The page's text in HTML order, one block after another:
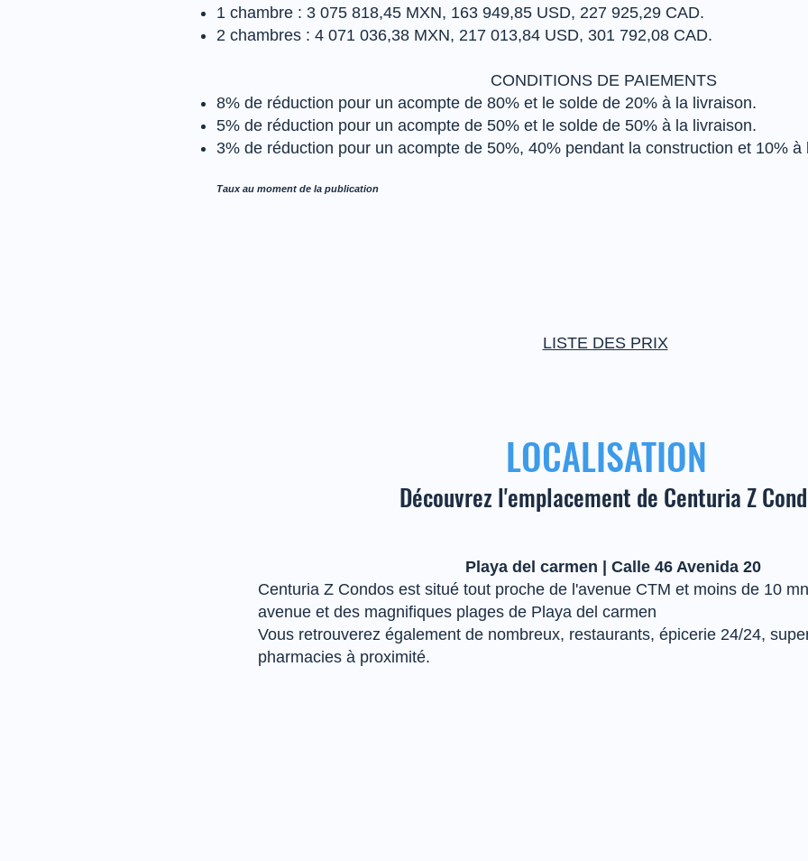
1 chambre : 3 075 818,45 MXN, 163 949,85 USD, 227 925,29 CAD.
2 chambres : 4 071 036,38 MXN, 217 013,84 USD, 301 792,08 CAD.
CONDITIONS DE PAIEMENTS ​
8% de réduction pour un acompte de 80% et le solde de 20% à la livraison.
5% de réduction pour un acompte de 50% et le solde de 50% à la livraison.
3% de réduction pour un acompte de 50%, 40% pendant la construction et 10% à
Taux au moment de la publication
LISTE DES PRIX
LOCALISATION
Découvrez l'emplacement de Centuria Z
Playa del carmen | Calle 46 Avenida 20
Centuria Z Condos est situé tout proche de l'avenue CTM et moins de 10
avenue et des magnifiques plages de Playa del carmen
Vous retrouverez également de nombreux, restaurants, épicerie 24/24,
pharmacies à proximité.